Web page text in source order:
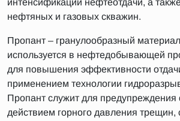
интенсификации нефтеотдачи, а
нефтяных и газовых скважин.
Пропант – гранулообразный
используется в нефтедобывающей
для повышения эффективности
применением технологии
Пропант служит для предупреждения
действием горного давления трещин,